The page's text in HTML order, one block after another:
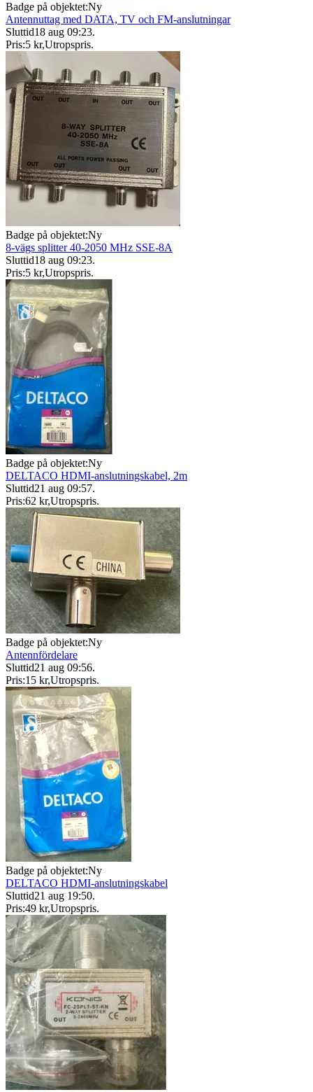
Badge på objektet:Ny
Antennuttag med DATA, TV och FM-anslutningar
Sluttid18 aug 09:23.
Pris:5 kr,Utropspris.
Badge på objektet:Ny
8-vägs splitter 40-2050 MHz SSE-8A
Sluttid18 aug 09:23.
Pris:5 kr,Utropspris.
Badge på objektet:Ny
DELTACO HDMI-anslutningskabel, 2m
Sluttid21 aug 09:57.
Pris:62 kr,Utropspris.
Badge på objektet:Ny
Antennfördelare
Sluttid21 aug 09:56.
Pris:15 kr,Utropspris.
Badge på objektet:Ny
DELTACO HDMI-anslutningskabel
Sluttid21 aug 19:50.
Pris:49 kr,Utropspris.